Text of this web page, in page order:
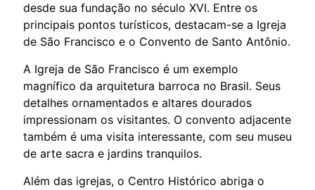
desde sua fundação no século XVI. Entre os
principais pontos turísticos, destacam-se a Igreja
de São Francisco e o Convento de Santo Antônio.
A Igreja de São Francisco é um exemplo
magnífico da arquitetura barroca no Brasil. Seus
detalhes ornamentados e altares dourados
impressionam os visitantes. O convento adjacente
também é uma visita interessante, com seu museu
de arte sacra e jardins tranquilos.
Além das igrejas, o Centro Histórico abriga o